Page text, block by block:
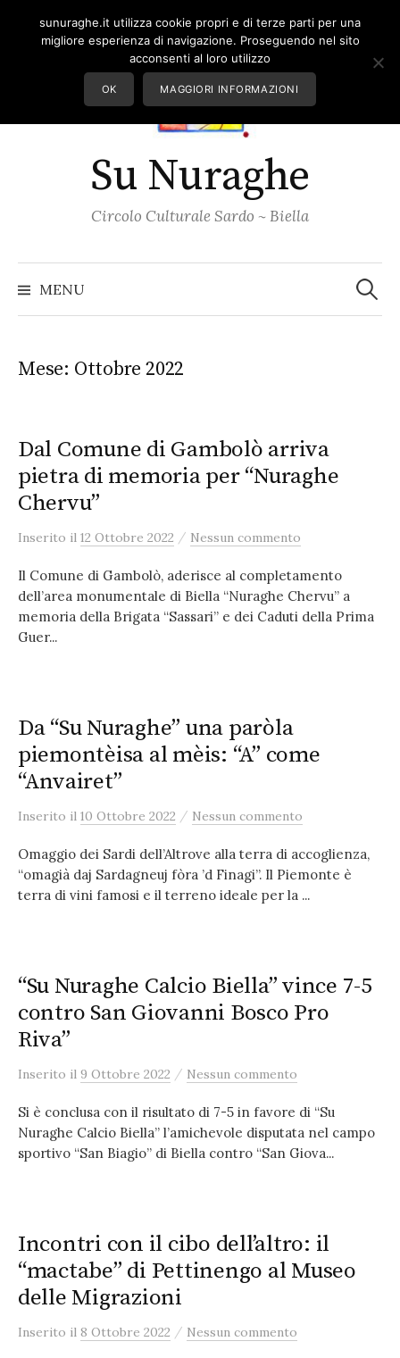
Su Nuraghe
Circolo Culturale Sardo ~ Biella
MENU per:
Mese: Ottobre 2022
Dal Comune di Gambolò arriva
pietra di memoria per “Nuraghe
Chervu”
Inserito il 12 Ottobre 2022 / Nessun commento
Il Comune di Gambolò, aderisce al completamento
dell’area monumentale di Biella “Nuraghe Chervu” a
memoria della Brigata “Sassari” e dei Caduti della Prima
Guer...
Da “Su Nuraghe” una paròla
piemontèisa al mèis: “A” come
“Anvairet”
Inserito il 10 Ottobre 2022 / Nessun commento
Omaggio dei Sardi dell’Altrove alla terra di accoglienza,
“omagià daj Sardagneuj fòra ’d Finagi”. Il Piemonte è
terra di vini famosi e il terreno ideale per la ...
“Su Nuraghe Calcio Biella” vince 7-5
contro San Giovanni Bosco Pro
Riva”
Inserito il 9 Ottobre 2022 / Nessun commento
Si è conclusa con il risultato di 7-5 in favore di “Su
Nuraghe Calcio Biella” l’amichevole disputata nel campo
sportivo “San Biagio” di Biella contro “San Giova...
Incontri con il cibo dell’altro: il
“mactabe” di Pettinengo al Museo
delle Migrazioni
Inserito il 8 Ottobre 2022 / Nessun commento
sunuraghe.it utilizza cookie propri e di terze parti per una
migliore esperienza di navigazione. Proseguendo nel sito
acconsenti al loro utilizzo
OK MAGGIORI INFORMAZIONI